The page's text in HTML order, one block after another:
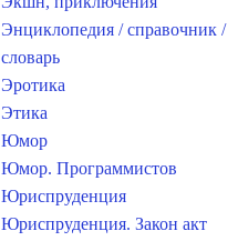
Энциклопедия / справочник /
словарь
Эротика
Этика
Юмор
Юмор. Программистов
Юриспруденция
Юриспруденция. Закон акт